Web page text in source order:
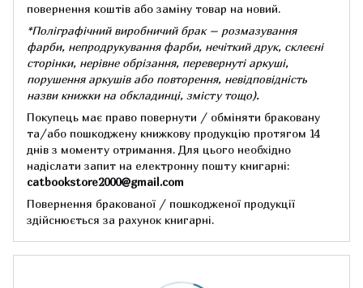
повернення коштів або заміну товар на новий.
*Поліграфічний виробничий брак – розмазування
фарби, непродрукування фарби, нечіткий друк, склеєні
сторінки, нерівне обрізання, перевернуті аркуші,
порушення аркушів або повторення, невідповідність
назви книжки на обкладинці, змісту тощо).
Покупець має право повернути / обміняти браковану
та/або пошкоджену книжкову продукцію протягом 14
днів з моменту отримання. Для цього необхідно
надіслати запит на електронну пошту книгарні:
catbookstore2000@gmail.com
Повернення бракованої / пошкодженої продукції
здійснюється за рахунок книгарні.